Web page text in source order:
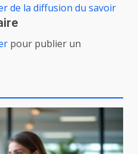
de la diffusion du savoir
pour publier un